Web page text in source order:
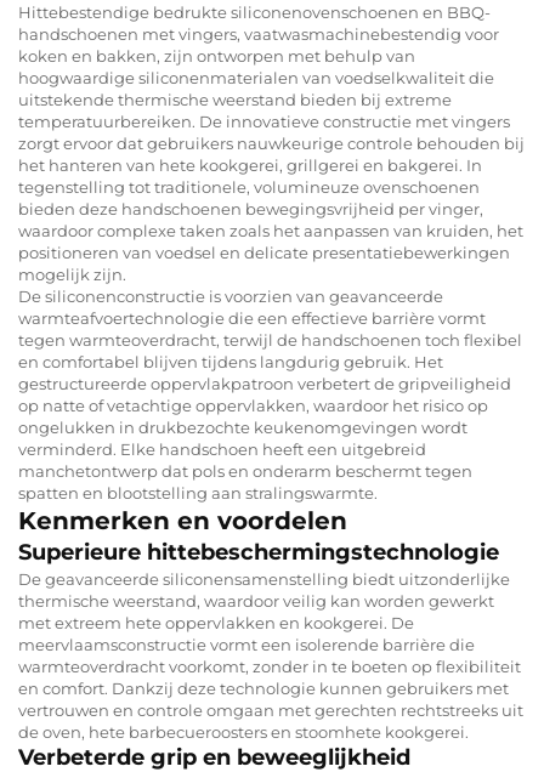
Hittebestendige bedrukte siliconenovenschoenen en BBQ-
handschoenen met vingers, vaatwasmachinebestendig voor
koken en bakken, zijn ontworpen met behulp van
hoogwaardige siliconenmaterialen van voedselkwaliteit die
uitstekende thermische weerstand bieden bij extreme
temperatuurbereiken. De innovatieve constructie met vingers
zorgt ervoor dat gebruikers nauwkeurige controle behouden bij
het hanteren van hete kookgerei, grillgerei en bakgerei. In
tegenstelling tot traditionele, volumineuze ovenschoenen
bieden deze handschoenen bewegingsvrijheid per vinger,
waardoor complexe taken zoals het aanpassen van kruiden, het
positioneren van voedsel en delicate presentatiebewerkingen
mogelijk zijn.
De siliconenconstructie is voorzien van geavanceerde
warmteafvoertechnologie die een effectieve barrière vormt
tegen warmteoverdracht, terwijl de handschoenen toch flexibel
en comfortabel blijven tijdens langdurig gebruik. Het
gestructureerde oppervlakpatroon verbetert de gripveiligheid
op natte of vetachtige oppervlakken, waardoor het risico op
ongelukken in drukbezochte keukenomgevingen wordt
verminderd. Elke handschoen heeft een uitgebreid
manchetontwerp dat pols en onderarm beschermt tegen
spatten en blootstelling aan stralingswarmte.
Kenmerken en voordelen
Superieure hittebeschermingstechnologie
De geavanceerde siliconensamenstelling biedt uitzonderlijke
thermische weerstand, waardoor veilig kan worden gewerkt
met extreem hete oppervlakken en kookgerei. De
meervlaamsconstructie vormt een isolerende barrière die
warmteoverdracht voorkomt, zonder in te boeten op flexibiliteit
en comfort. Dankzij deze technologie kunnen gebruikers met
vertrouwen en controle omgaan met gerechten rechtstreeks uit
de oven, hete barbecueroosters en stoomhete kookgerei.
Verbeterde grip en beweeglijkheid